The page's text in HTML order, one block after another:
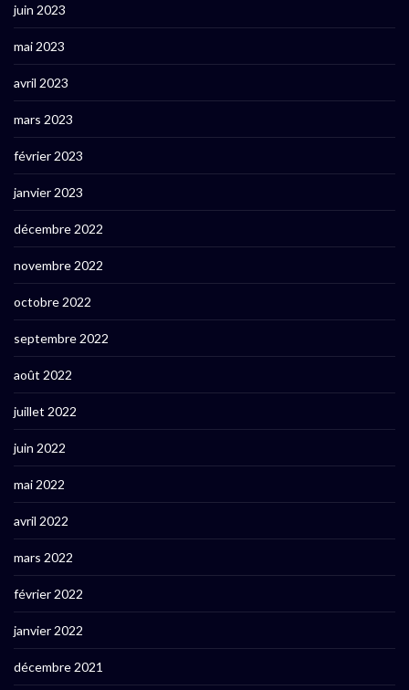
juin 2023
mai 2023
avril 2023
mars 2023
février 2023
janvier 2023
décembre 2022
novembre 2022
octobre 2022
septembre 2022
août 2022
juillet 2022
juin 2022
mai 2022
avril 2022
mars 2022
février 2022
janvier 2022
décembre 2021